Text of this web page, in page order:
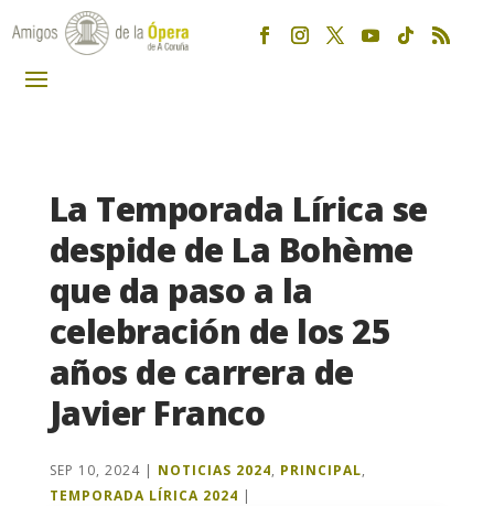
La Temporada Lírica se
despide de La Bohème
que da paso a la
celebración de los 25
años de carrera de
Javier Franco
SEP 10, 2024| NOTICIAS 2024, PRINCIPAL,
TEMPORADA LÍRICA 2024 |